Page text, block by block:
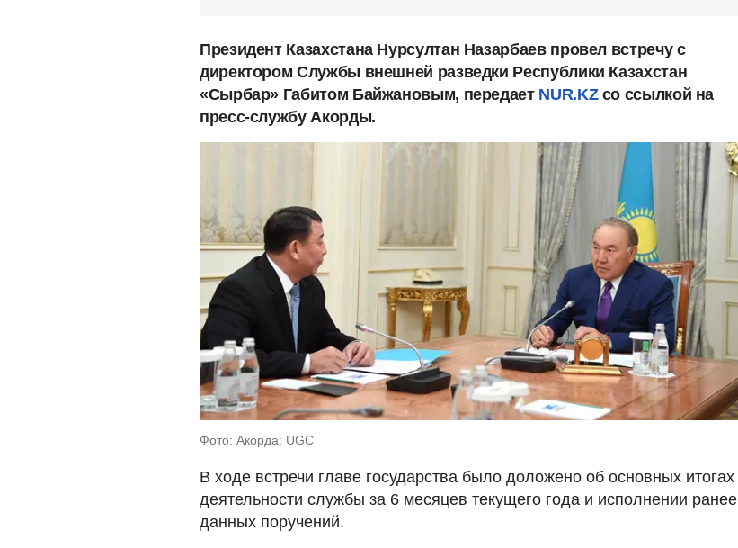
Президент Казахстана Нурсултан Назарбаев провел встречу с
директором Службы внешней разведки Республики Казахстан
«Сырбар» Габитом Байжановым, передает NUR.KZсо ссылкой на
пресс-службу Акорды.
Фото: Акорда: UGC
В ходе встречи главе государства было доложено об основных итогах
деятельности службы за 6 месяцев текущего года и исполнении ранее
данных поручений.